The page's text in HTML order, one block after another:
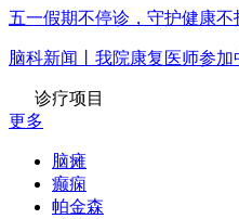
五一假期不停诊，守护健康不
脑科新闻丨我院康复医师参
诊疗项目
更多
脑瘫
癫痫
帕金森